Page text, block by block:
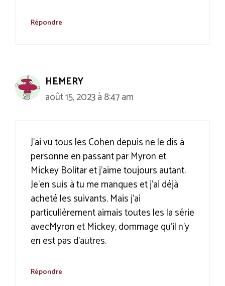
Répondre
HEMERY
août 15, 2023 à 8:47 am
J’ai vu tous les Cohen depuis ne le dis à
personne en passant par Myron et
Mickey Bolitar et j’aime toujours autant.
Je’en suis à tu me manques et j’ai déjà
acheté les suivants. Mais j’ai
particulièrement aimais toutes les la série
avecMyron et Mickey, dommage qu’il n’y
en est pas d’autres.
Répondre